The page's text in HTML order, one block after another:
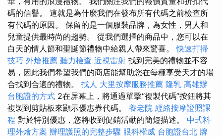
碼的信譽。 這就是為什麼我們在發布所有代碼之前檢查所
有代碼的原因。 保留的是一個服裝品牌，為女性，男人和
兒童提供最時尚的趨勢。 從我們選擇的商品中，您可以在
白天的情人節和聖誕節禮物中給親人帶來驚喜。快速打掃
技巧 外燴推薦 聽力檢查 近視雷射 找到完美的禮物並不容
易，因此我們希望我們的商店能幫助您在每種享受天才的場
合找到合適的禮物。 找人 大里按摩服務推薦 隆乳 高雄辦
台胞證的方式 2在屏幕上，將通過單擊“複製代碼”按鈕將其
複製到剪貼板來顯示優惠券代碼。 養老院 經絡按摩證照課
程 對於特別優惠，您將收到促銷活動的簡短描述。 中式料
理外燴方案 辦理護照的完整步驟 眼科權威 台胞證台北 牌